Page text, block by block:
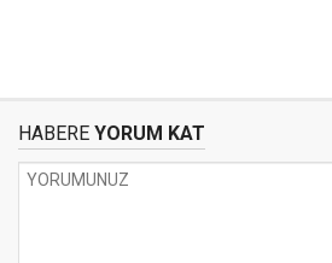
HABERE YORUM KAT